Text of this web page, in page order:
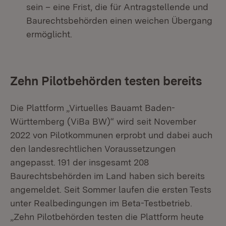
sein – eine Frist, die für Antragstellende und
Baurechtsbehörden einen weichen Übergang
ermöglicht.
Zehn Pilotbehörden testen bereits
Die Plattform „Virtuelles Bauamt Baden-
Württemberg (ViBa BW)“ wird seit November
2022 von Pilotkommunen erprobt und dabei auch
den landesrechtlichen Voraussetzungen
angepasst. 191 der insgesamt 208
Baurechtsbehörden im Land haben sich bereits
angemeldet. Seit Sommer laufen die ersten Tests
unter Realbedingungen im Beta-Testbetrieb.
„Zehn Pilotbehörden testen die Plattform heute